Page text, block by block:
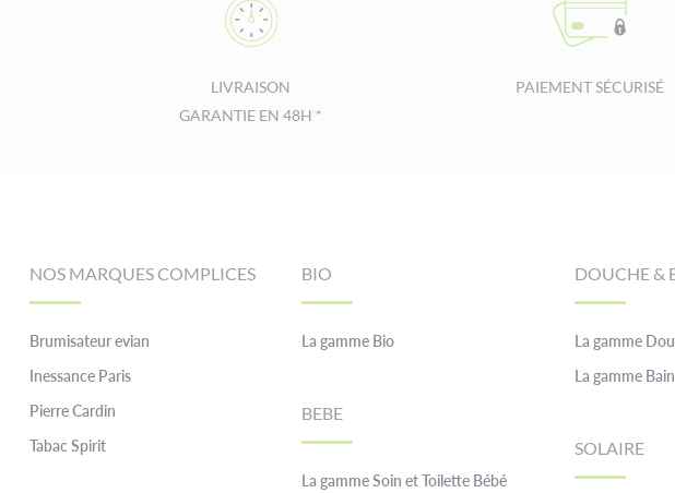
LIVRAISON
GARANTIE EN 48H *
PAIEMENT SÉCURISÉ
NOS MARQUES COMPLICES
Brumisateur evian
Inessance Paris
Pierre Cardin
Tabac Spirit
BIO
La gamme Bio
BEBE
La gamme Soin et Toilette Bébé
DOUCHE &
La gamme
La gamme Bain
SOLAIRE